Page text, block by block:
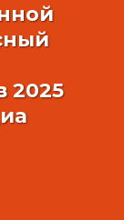
2025